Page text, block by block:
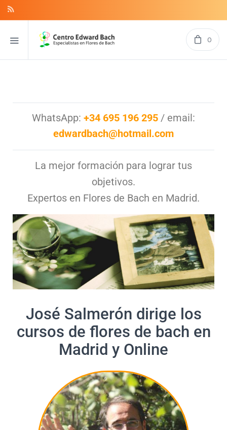
0
WhatsApp: +34 695 196 295 / email:
edwardbach@hotmail.com
La mejor formación para lograr tus
objetivos.
Expertos en Flores de Bach en Madrid.
José Salmerón dirige los
cursos de flores de bach en
Madrid y Online